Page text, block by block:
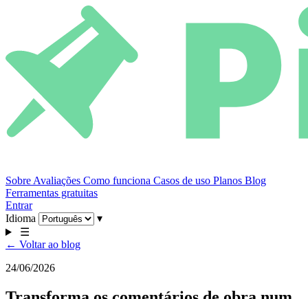
Sobre Avaliações Como funciona Casos de uso Planos Blog
Ferramentas gratuitas
Entrar
Idioma
▾
☰
← Voltar ao blog
24/06/2026